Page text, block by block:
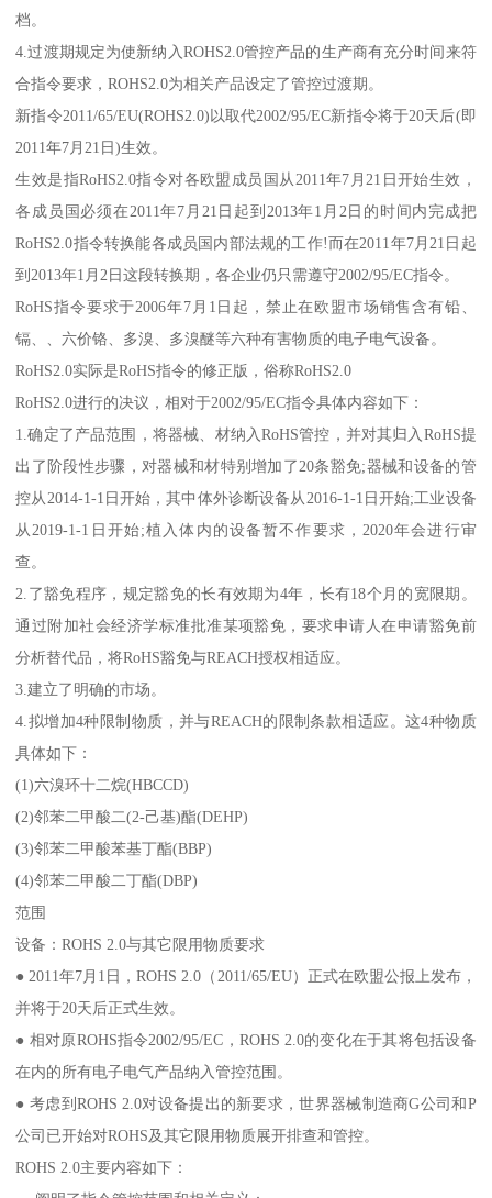
档。
4.过渡期规定为使新纳入ROHS2.0管控产品的生产商有充分时间来符
合指令要求，ROHS2.0为相关产品设定了管控过渡期。
新指令2011/65/EU(ROHS2.0)以取代2002/95/EC新指令将于20天后(即
2011年7月21日)生效。
生效是指RoHS2.0指令对各欧盟成员国从2011年7月21日开始生效，
各成员国必须在2011年7月21日起到2013年1月2日的时间内完成把
RoHS2.0指令转换能各成员国内部法规的工作!而在2011年7月21日起
到2013年1月2日这段转换期，各企业仍只需遵守2002/95/EC指令。
RoHS指令要求于2006年7月1日起，禁止在欧盟市场销售含有铅、
镉、、六价铬、多溴、多溴醚等六种有害物质的电子电气设备。
RoHS2.0实际是RoHS指令的修正版，俗称RoHS2.0
RoHS2.0进行的决议，相对于2002/95/EC指令具体内容如下：
1.确定了产品范围，将器械、材纳入RoHS管控，并对其归入RoHS提
出了阶段性步骤，对器械和材特别增加了20条豁免;器械和设备的管
控从2014-1-1日开始，其中体外诊断设备从2016-1-1日开始;工业设备
从2019-1-1日开始;植入体内的设备暂不作要求，2020年会进行审
查。
2.了豁免程序，规定豁免的长有效期为4年，长有18个月的宽限期。
通过附加社会经济学标准批准某项豁免，要求申请人在申请豁免前
分析替代品，将RoHS豁免与REACH授权相适应。
3.建立了明确的市场。
4.拟增加4种限制物质，并与REACH的限制条款相适应。这4种物质
具体如下：
(1)六溴环十二烷(HBCCD)
(2)邻苯二甲酸二(2-己基)酯(DEHP)
(3)邻苯二甲酸苯基丁酯(BBP)
(4)邻苯二甲酸二丁酯(DBP)
范围
设备：ROHS 2.0与其它限用物质要求
● 2011年7月1日，ROHS 2.0（2011/65/EU）正式在欧盟公报上发布，
并将于20天后正式生效。
● 相对原ROHS指令2002/95/EC，ROHS 2.0的变化在于其将包括设备
在内的所有电子电气产品纳入管控范围。
● 考虑到ROHS 2.0对设备提出的新要求，世界器械制造商G公司和P
公司已开始对ROHS及其它限用物质展开排查和管控。
ROHS 2.0主要内容如下：